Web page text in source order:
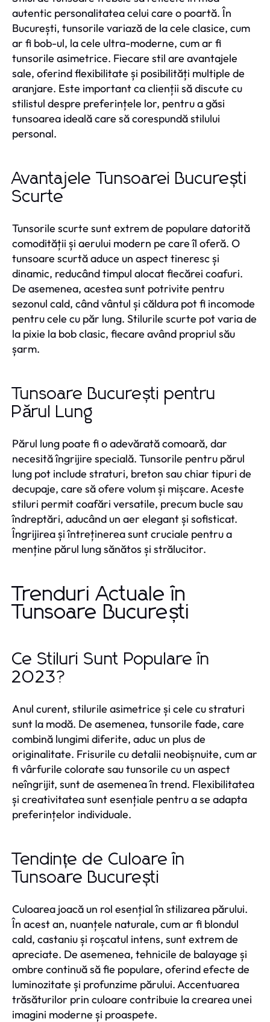
autentic personalitatea celui care o poartă. În
București, tunsorile variază de la cele clasice, cum
ar fi bob-ul, la cele ultra-moderne, cum ar fi
tunsorile asimetrice. Fiecare stil are avantajele
sale, oferind flexibilitate și posibilități multiple de
aranjare. Este important ca clienții să discute cu
stilistul despre preferințele lor, pentru a găsi
tunsoarea ideală care să corespundă stilului
personal.
Avantajele Tunsoarei București
Scurte
Tunsorile scurte sunt extrem de populare datorită
comodității și aerului modern pe care îl oferă. O
tunsoare scurtă aduce un aspect tineresc și
dinamic, reducând timpul alocat fiecărei coafuri.
De asemenea, acestea sunt potrivite pentru
sezonul cald, când vântul și căldura pot fi incomode
pentru cele cu păr lung. Stilurile scurte pot varia de
la pixie la bob clasic, fiecare având propriul său
șarm.
Tunsoare București pentru
Părul Lung
Părul lung poate fi o adevărată comoară, dar
necesită îngrijire specială. Tunsorile pentru părul
lung pot include straturi, breton sau chiar tipuri de
decupaje, care să ofere volum și mișcare. Aceste
stiluri permit coafări versatile, precum bucle sau
îndreptări, aducând un aer elegant și sofisticat.
Îngrijirea și întreținerea sunt cruciale pentru a
menține părul lung sănătos și strălucitor.
Trenduri Actuale în
Tunsoare București
Ce Stiluri Sunt Populare în
2023?
Anul curent, stilurile asimetrice și cele cu straturi
sunt la modă. De asemenea, tunsorile fade, care
combină lungimi diferite, aduc un plus de
originalitate. Frisurile cu detalii neobișnuite, cum ar
fi vârfurile colorate sau tunsorile cu un aspect
neîngrijit, sunt de asemenea în trend. Flexibilitatea
și creativitatea sunt esențiale pentru a se adapta
preferințelor individuale.
Tendințe de Culoare în
Tunsoare București
Culoarea joacă un rol esențial în stilizarea părului.
În acest an, nuanțele naturale, cum ar fi blondul
cald, castaniu și roșcatul intens, sunt extrem de
apreciate. De asemenea, tehnicile de balayage și
ombre continuă să fie populare, oferind efecte de
luminozitate și profunzime părului. Accentuarea
trăsăturilor prin culoare contribuie la crearea unei
imagini moderne și proaspete.